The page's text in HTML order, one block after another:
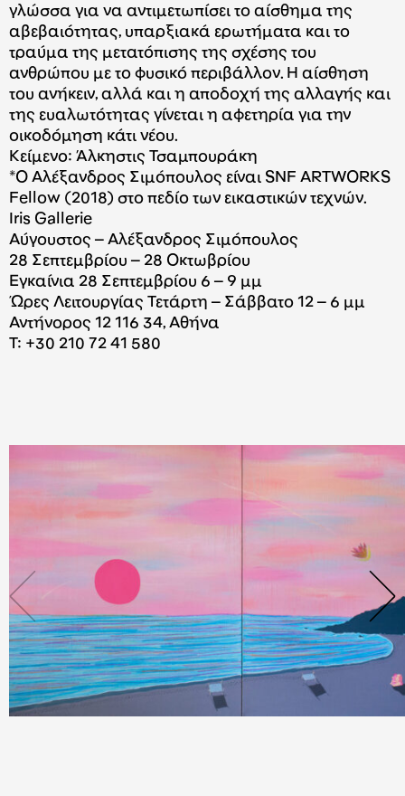
γλώσσα για να αντιμετωπίσει το αίσθημα της
αβεβαιότητας, υπαρξιακά ερωτήματα και το
τραύμα της μετατόπισης της σχέσης του
ανθρώπου με το φυσικό περιβάλλον. Η αίσθηση
του ανήκειν, αλλά και η αποδοχή της αλλαγής και
της ευαλωτότητας γίνεται η αφετηρία για την
οικοδόμηση κάτι νέου.
Κείμενο: Άλκηστις Τσαμπουράκη
*O Αλέξανδρος Σιμόπουλος είναι SNF ARTWORKS
Fellow (2018) στο πεδίο των εικαστικών τεχνών.
Iris Gallerie
Αύγουστος – Αλέξανδρος Σιμόπουλος
28 Σεπτεμβρίου – 28 Οκτωβρίου
Εγκαίνια 28 Σεπτεμβρίου 6 – 9 μμ
Ώρες Λειτουργίας Τετάρτη – Σάββατο 12 – 6 μμ
Αντήνορος 12 116 34, Αθήνα
T: +30 210 72 41 580